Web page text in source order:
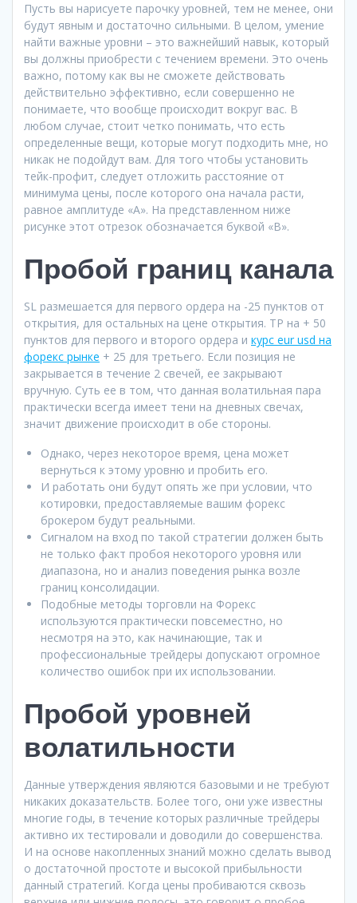
Пусть вы нарисуете парочку уровней, тем не менее, они
будут явным и достаточно сильными. В целом, умение
найти важные уровни – это важнейший навык, который
вы должны приобрести с течением времени. Это очень
важно, потому как вы не сможете действовать
действительно эффективно, если совершенно не
понимаете, что вообще происходит вокруг вас. В
любом случае, стоит четко понимать, что есть
определенные вещи, которые могут подходить мне, но
никак не подойдут вам. Для того чтобы установить
тейк-профит, следует отложить расстояние от
минимума цены, после которого она начала расти,
равное амплитуде «А». На представленном ниже
рисунке этот отрезок обозначается буквой «B».
Пробой границ канала
SL размешается для первого ордера на -25 пунктов от
открытия, для остальных на цене открытия. TP на + 50
пунктов для первого и второго ордера и курс eur usd на
форекс рынке + 25 для третьего. Если позиция не
закрывается в течение 2 свечей, ее закрывают
вручную. Суть ее в том, что данная волатильная пара
практически всегда имеет тени на дневных свечах,
значит движение происходит в обе стороны.
Однако, через некоторое время, цена может
вернуться к этому уровню и пробить его.
И работать они будут опять же при условии, что
котировки, предоставляемые вашим форекс
брокером будут реальными.
Сигналом на вход по такой стратегии должен быть
не только факт пробоя некоторого уровня или
диапазона, но и анализ поведения рынка возле
границ консолидации.
Подобные методы торговли на Форекс
используются практически повсеместно, но
несмотря на это, как начинающие, так и
профессиональные трейдеры допускают огромное
количество ошибок при их использовании.
Пробой уровней
волатильности
Данные утверждения являются базовыми и не требуют
никаких доказательств. Более того, они уже известны
многие годы, в течение которых различные трейдеры
активно их тестировали и доводили до совершенства.
И на основе накопленных знаний можно сделать вывод
о достаточной простоте и высокой прибыльности
данный стратегий. Когда цены пробиваются сквозь